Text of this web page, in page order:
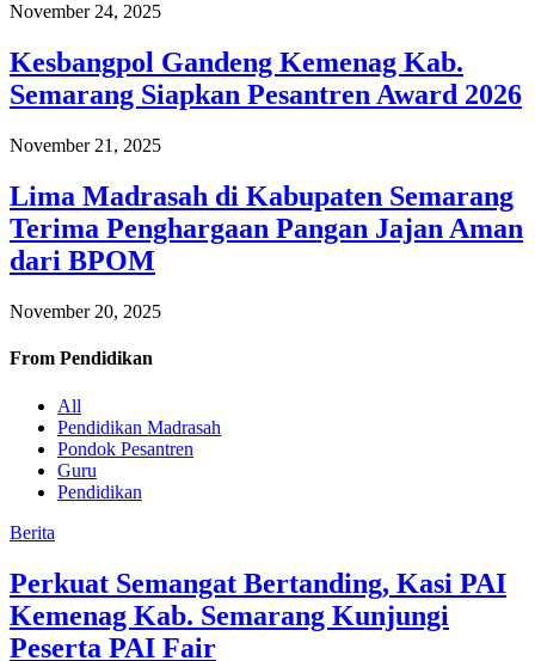
November 24, 2025
Kesbangpol Gandeng Kemenag Kab.
Semarang Siapkan Pesantren Award 2026
November 21, 2025
Lima Madrasah di Kabupaten Semarang
Terima Penghargaan Pangan Jajan Aman
dari BPOM
November 20, 2025
From Pendidikan
All
Pendidikan Madrasah
Pondok Pesantren
Guru
Pendidikan
Berita
Perkuat Semangat Bertanding, Kasi PAI
Kemenag Kab. Semarang Kunjungi
Peserta PAI Fair